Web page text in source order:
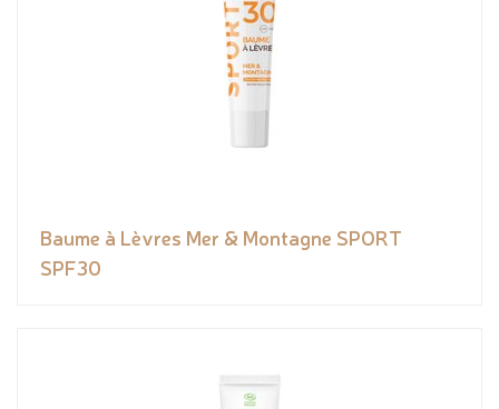
Baume à Lèvres Mer & Montagne SPORT
SPF30